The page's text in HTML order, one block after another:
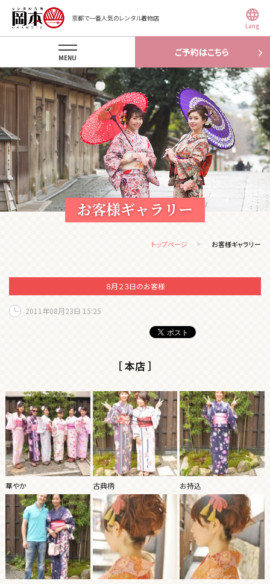
京都で一番人気のレンタル着物店
Lang
ご予約はこちら
MENU
お客様ギャラリー
トップページ お客様ギャラリー
８月２３日のお客様
2011年08月23日 15:25
［ 本店 ］
華やか 古典柄 お持込